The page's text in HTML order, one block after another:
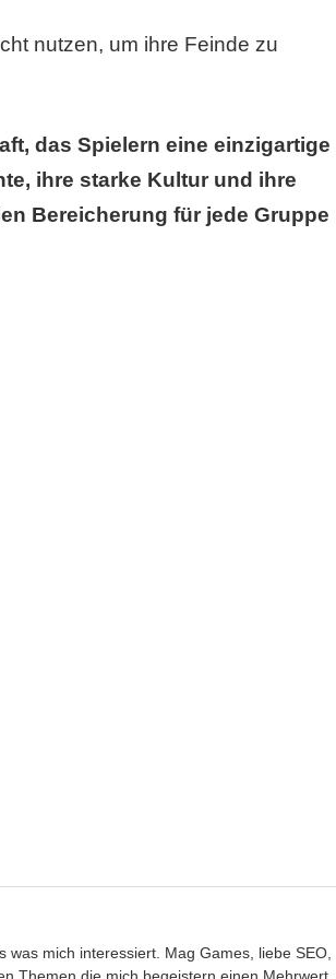
nutzen, um ihre Feinde zu
das Spielern eine einzigartige
ihre starke Kultur und ihre
Bereicherung für jede Gruppe
was mich interessiert. Mag Games, liebe SEO,